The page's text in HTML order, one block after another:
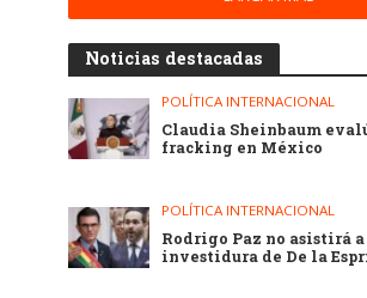
Noticias destacadas
POLÍTICA INTERNACIONAL
Claudia Sheinbaum
fracking en México
POLÍTICA INTERNACIONAL
Rodrigo Paz no asistirá
investidura de De la